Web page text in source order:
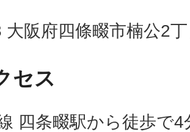
大阪府四條畷市楠公2
セス
四条畷駅から徒歩で4